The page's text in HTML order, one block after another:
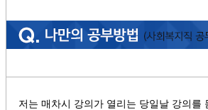
저는 매차시 강의가 열리는 당일날 강의를